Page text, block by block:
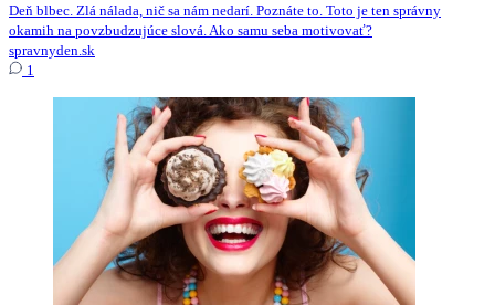
Deň blbec. Zlá nálada, nič sa nám nedarí. Poznáte to. Toto je ten správny
okamih na povzbudzujúce slová. Ako samu seba motivovať?
spravnyden.sk
1